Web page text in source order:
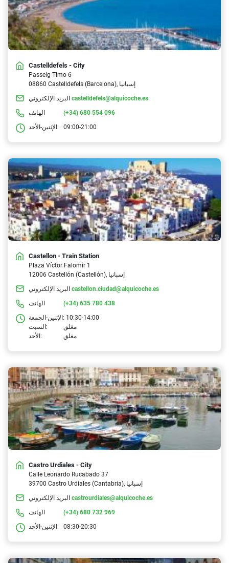
Castelldefels - City
Passeig Timo 6
08860 Castelldefels (Barcelona), إسبانيا
البريد الإلكتروني castelldefels@alquicoche.es
الهاتف
(+34) 680 554 096
الإثنين-الأحد:
09:00-21:00
Castellon - Train Station
Plaza Víctor Falomir 1
12006 Castellón (Castellón), إسبانيا
البريد الإلكتروني castellon.ciudad@alquicoche.es
الهاتف
(+34) 635 780 438
الإثنين-الجمعة: 10:30-14:00
السبت:
مغلق
الأحد:
مغلق
Castro Urdiales - City
Calle Leonardo Rucabado 37
39700 Castro Urdiales (Cantabria), إسبانيا
البريد الإلكتروني castrourdiales@alquicoche.es
الهاتف
(+34) 680 732 969
الإثنين-الأحد:
08:30-20:30